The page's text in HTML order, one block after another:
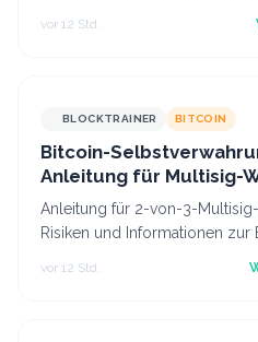
vor 12 Std.
BLOCKTRAINER BITCOIN
Bitcoin-
Anleitung für Multisig-
Anleitung für 2-von-3-
Risiken und Informationen
für Profis, die vor dem
vor 12 Std.